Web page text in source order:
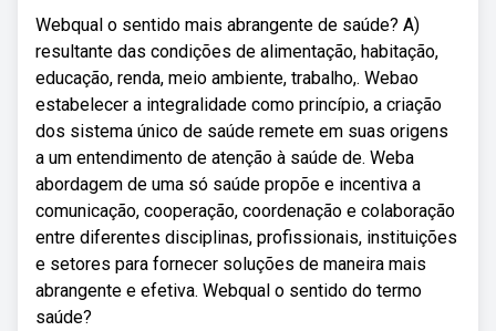
Webqual o sentido mais abrangente de saúde? A)
resultante das condições de alimentação, habitação,
educação, renda, meio ambiente, trabalho,. Webao
estabelecer a integralidade como princípio, a criação
dos sistema único de saúde remete em suas origens
a um entendimento de atenção à saúde de. Weba
abordagem de uma só saúde propõe e incentiva a
comunicação, cooperação, coordenação e colaboração
entre diferentes disciplinas, profissionais, instituições
e setores para fornecer soluções de maneira mais
abrangente e efetiva. Webqual o sentido do termo
saúde?